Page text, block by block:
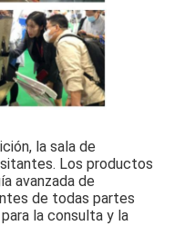
la sala de
Los productos
avanzada de
de todas partes
la consulta y la